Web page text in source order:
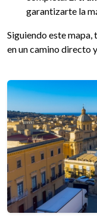
garantizarte la
Siguiendo este mapa,
en un camino directo